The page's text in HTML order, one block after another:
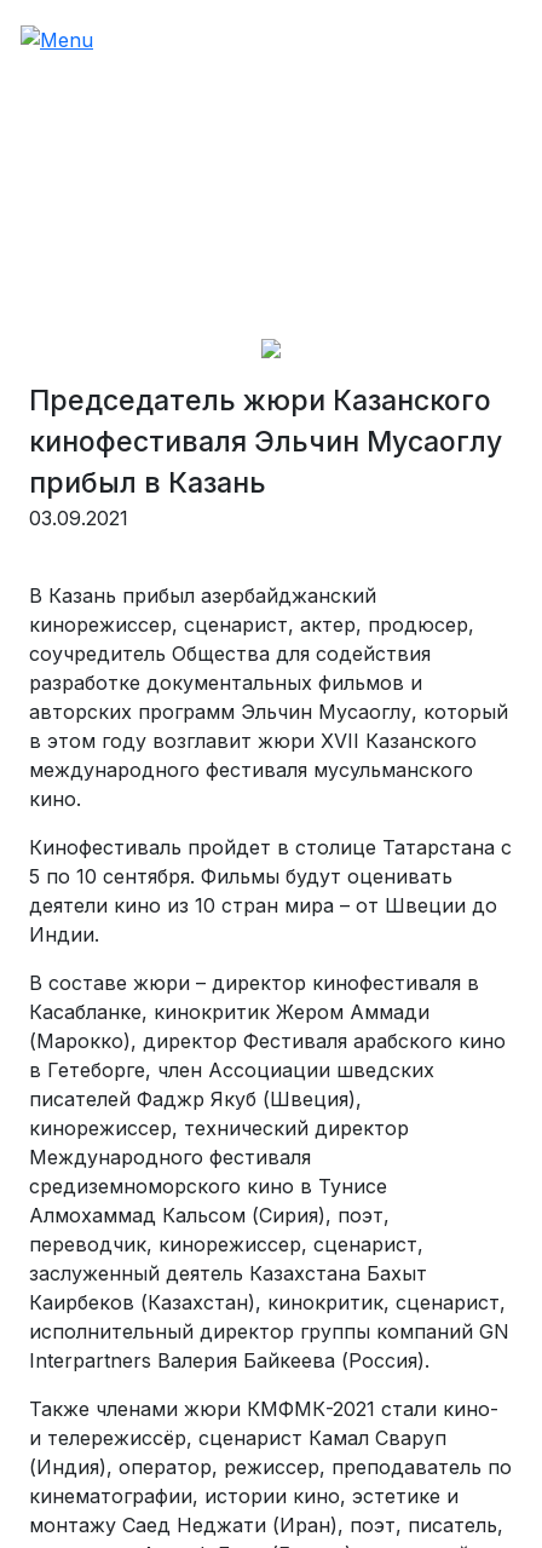
Председатель жюри Казанского
кинофестиваля Эльчин Мусаоглу
прибыл в Казань
03.09.2021
В Казань прибыл азербайджанский
кинорежиссер, сценарист, актер, продюсер,
соучредитель Общества для содействия
разработке документальных фильмов и
авторских программ Эльчин Мусаоглу, который
в этом году возглавит жюри XVII Казанского
международного фестиваля мусульманского
кино.
Кинофестиваль пройдет в столице Татарстана с
5 по 10 сентября. Фильмы будут оценивать
деятели кино из 10 стран мира – от Швеции до
Индии.
В составе жюри – директор кинофестиваля в
Касабланке, кинокритик Жером Аммади
(Марокко), директор Фестиваля арабского кино
в Гетеборге, член Ассоциации шведских
писателей Фаджр Якуб (Швеция),
кинорежиссер, технический директор
Международного фестиваля
средиземноморского кино в Тунисе
Алмохаммад Кальсом (Сирия), поэт,
переводчик, кинорежиссер, сценарист,
заслуженный деятель Казахстана Бахыт
Каирбеков (Казахстан), кинокритик, сценарист,
исполнительный директор группы компаний GN
Interpartners Валерия Байкеева (Россия).
Также членами жюри КМФМК-2021 стали кино-
и телережиссёр, сценарист Камал Сваруп
(Индия), оператор, режиссер, преподаватель по
кинематографии, истории кино, эстетике и
монтажу Саед Неджати (Иран), поэт, писатель,